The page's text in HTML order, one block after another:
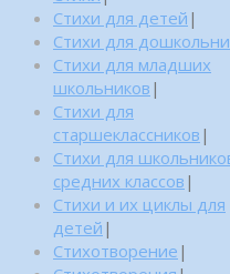
Стихи для детей |
Стихи для
Стихи для младших
школьников |
Стихи для
старшеклассников |
Стихи для
средних классов |
Стихи и их циклы для
детей |
Стихотворение |